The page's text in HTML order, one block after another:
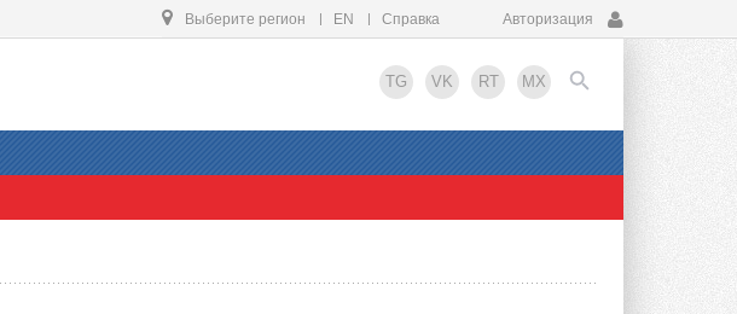
Выберите регион EN Справка Авторизация
TG VK RT MX